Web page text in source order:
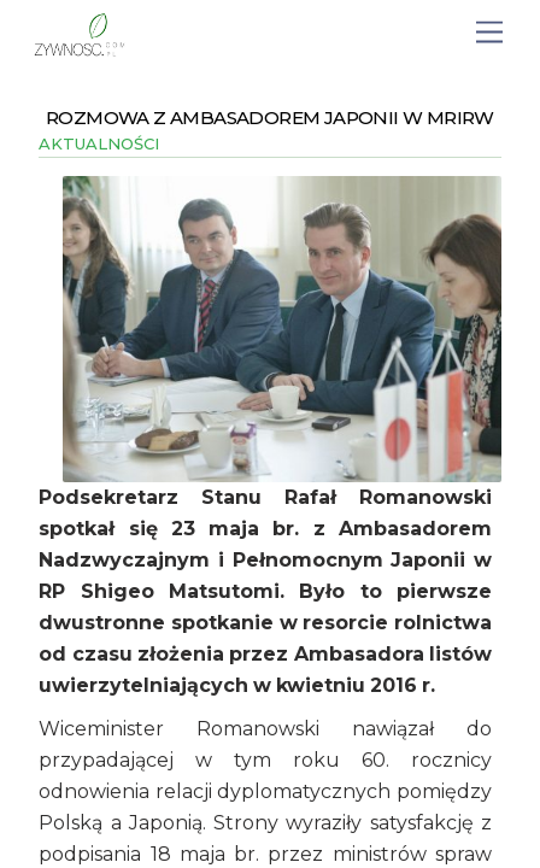
ROZMOWA Z AMBASADOREM JAPONII W MRIRW
AKTUALNOŚCI
Podsekretarz Stanu Rafał Romanowski
spotkał się 23 maja br. z Ambasadorem
Nadzwyczajnym i Pełnomocnym Japonii w
RP Shigeo Matsutomi. Było to pierwsze
dwustronne spotkanie w resorcie rolnictwa
od czasu złożenia przez Ambasadora listów
uwierzytelniających w kwietniu 2016 r.
Wiceminister Romanowski nawiązał do
przypadającej w tym roku 60. rocznicy
odnowienia relacji dyplomatycznych pomiędzy
Polską a Japonią. Strony wyraziły satysfakcję z
podpisania 18 maja br. przez ministrów spraw